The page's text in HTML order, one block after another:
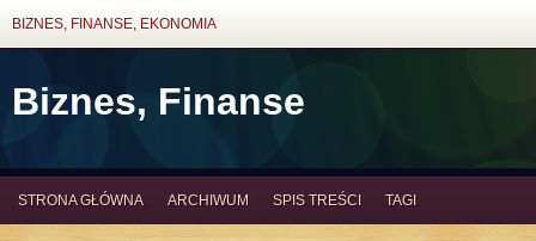
BIZNES, FINANSE, EKONOMIA
Biznes, Finanse
STRONA GŁÓWNA ARCHIWUM SPIS TREŚCI TAGI